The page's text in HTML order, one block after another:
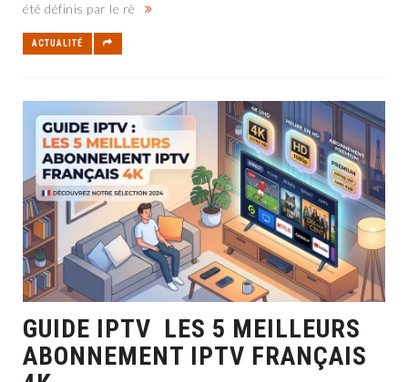
été définis par le rè
ACTUALITÉ
GUIDE IPTV LES 5 MEILLEURS
ABONNEMENT IPTV FRANÇAIS